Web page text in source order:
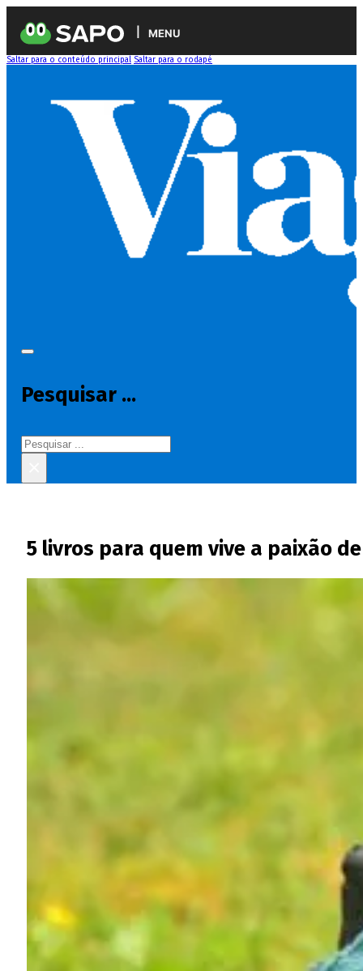
MENU
Saltar para o conteúdo principal Saltar para o rodapé
Pesquisar ...
Pesquisar
5 livros para quem vive a paixão